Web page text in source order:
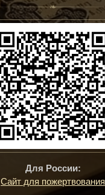
❧
Для России:
Сайт для пожертвования